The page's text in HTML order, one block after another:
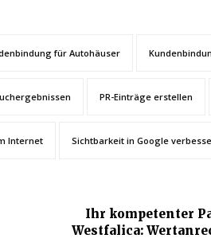
für Autohäuser
PR-Einträge erstellen
Internet Sichtbarkeit in Google
Ihr kompetenter
Westfalica: